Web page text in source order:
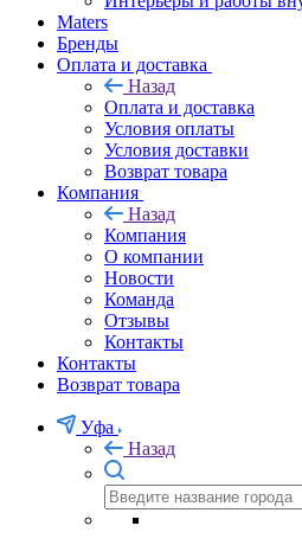
Maters
Бренды
Оплата и доставка
Назад
Оплата и доставка
Условия оплаты
Условия доставки
Возврат товара
Компания
Назад
Компания
О компании
Новости
Команда
Отзывы
Контакты
Контакты
Возврат товара
Уфа
Назад